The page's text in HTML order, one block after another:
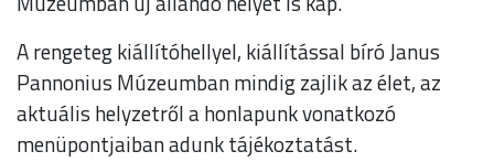
A rengeteg kiállítóhellyel, kiállítással bíró Janus
Pannonius Múzeumban mindig zajlik az élet, az
aktuális helyzetről a honlapunk vonatkozó
menüpontjaiban adunk tájékoztatást.